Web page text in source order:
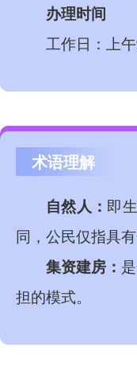
办理时间
工作日：上午
术语理解
自然人： 即
同，公民仅指具
‌集资建房‌：
担的模式。